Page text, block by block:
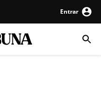
Entrar